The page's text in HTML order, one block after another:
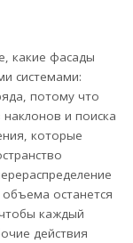
какие фасады
системами:
потому что
и поиска
которые
останется
каждый
действия